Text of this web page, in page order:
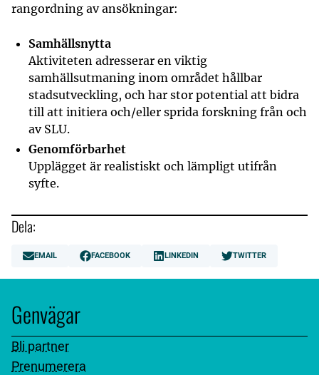
rangordning av ansökningar:
Samhällsnytta
Aktiviteten adresserar en viktig
samhällsutmaning inom området hållbar
stadsutveckling, och har stor potential att bidra
till att initiera och/eller sprida forskning från och
av SLU.
Genomförbarhet
Upplägget är realistiskt och lämpligt utifrån
syfte.
Dela:
EMAIL FACEBOOK LINKEDIN TWITTER
Genvägar
Bli partner
Prenumerera